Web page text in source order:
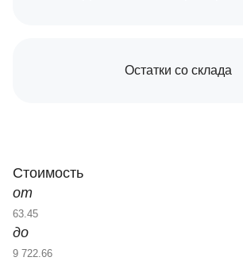
Остатки со склада
Стоимость
от
до